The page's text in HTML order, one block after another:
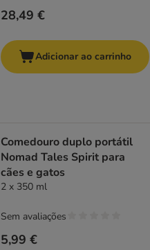
28,49 €
Adicionar ao carrinho
Comedouro duplo portátil
Nomad Tales Spirit para
cães e gatos
2 x 350 ml
5,99 €
Sem avaliações